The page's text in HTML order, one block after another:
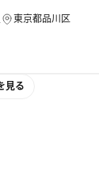
東京都品川区
見る